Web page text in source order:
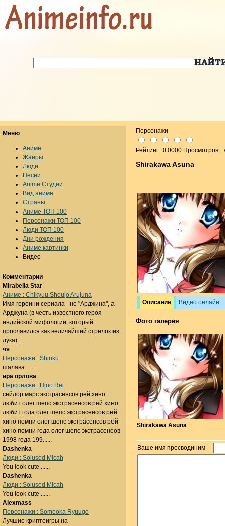
Персонажи
Рейтинг : 0.0000 Просмотров :
Shirakawa Asuna
Описание Видео онлайн
Фото галерея
Shirakawa Asuna
Ваше имя пресводиним
Меню
Аниме
Жанры
Люди
Песни
Anime Студии
Вид аниме
Страны
Аниме ТОП 100
Персонажи ТОП 100
Люди ТОП 100
Дни рождения
Аниме картинки
Видео
Комментарии
Mirabella Star
Аниме : Chikyuu Shoujo Arujuna
Имя героини сериала - не "Арджина", а
Арджуна (в честь известного героя
индийской мифологии, который
прославился как величайший стрелок из
лука).......
чя
Персонажи : Shinku
шалава......
ира орлова
Персонажи : Hino Rei
сейлор марс экстрасенсов рей хино
любит олег шепс экстрасенсов рей хино
любит года олег шепс экстрасенсов рей
хино помни олег шепс экстрасенсов рей
хино помни года олег шепс экстрасенсов
1998 года 199......
Dashenka
Люди : Solusod Micah
You look cute ......
Dashenka
Люди : Solusod Micah
You look cute ......
Alexmass
Персонажи : Someoka Ryuugo
Лучшие криптоигры на